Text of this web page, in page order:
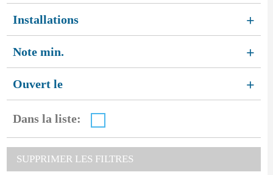
Installations +
Note min. +
Ouvert le +
Dans la liste:
SUPPRIMER LES FILTRES